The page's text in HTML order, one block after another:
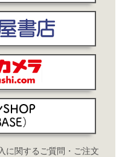
に関するご質問・ご注文